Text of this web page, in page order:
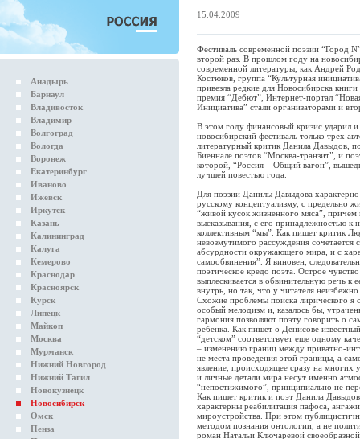
Анадырь
Барнаул
Владивосток
Владимир
Волгоград
Вологда
Воронеж
Екатеринбург
Иваново
Ижевск
Иркутск
Казань
Калининград
Калуга
Кемерово
Краснодар
Красноярск
Курск
Липецк
Майкоп
Москва
Мурманск
Нижний Новгород
Нижний Тагил
Новокузнецк
Новосибирск
Омск
Пенза
15.04.2009
Фестиваль современной поэзии “Город
второй раз. В прошлом году на
современной литературы, как Андрей
Костюков, группа “Культурная
привезла редкие для Новосибирска
премия “Дебют”, Интернет-портал
Инициатива” стали организаторами и
В этом году финансовый кризис ударил
новосибирский фестиваль только трех
литературный критик Данила Давыдов,
Биеннале поэтов “Москва-транзит”, и
которой, “Россия – Общий вагон”,
лучшей повестью года.
Для поэзии Данилы Давыдова
русскому концептуализму, с
“живой кусок жизненного мяса”, причем
высказывания, с его принадлежностью
коллективным “мы”. Как пишет критик
невозмутимого рассуждения
абсурдности окружающего мира, и с
самообвинения”. Я виновен,
поэтическое кредо поэта. Острое
выплескивается в обвинительную речь
внутрь, но так, что у читателя
Схожие проблемы поиска лирического я
особый мелодизм и, казалось бы,
гармония позволяют поэту говорить о
ребенка. Как пишет о Денисове
“детском” соответствует еще одному
– изменению границ между приватно-
не места проведения этой границы, а
явление, происходящее сразу на многих
и личные детали мира несут именно
“непостижимого”, принципиально не
Как пишет критик и поэт Данила
характерны реабилитация пафоса,
мироустройства. При этом
методом познания онтологии, а не
роман Натальи Ключаревой